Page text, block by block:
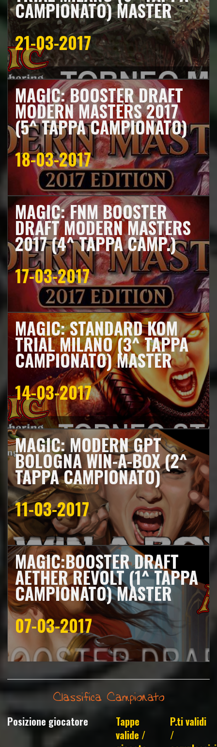
CAMPIONATO) MASTER
21-03-2017
MAGIC: BOOSTER DRAFT
MODERN MASTERS 2017
(5^ TAPPA CAMPIONATO)
18-03-2017
MAGIC: FNM BOOSTER
DRAFT MODERN MASTERS
2017 (4^ TAPPA CAMP.)
17-03-2017
MAGIC: STANDARD KOM
TRIAL MILANO (3^ TAPPA
CAMPIONATO) MASTER
14-03-2017
MAGIC: MODERN GPT
BOLOGNA WIN-A-BOX (2^
TAPPA CAMPIONATO)
11-03-2017
MAGIC:BOOSTER DRAFT
AETHER REVOLT (1^ TAPPA
CAMPIONATO) MASTER
07-03-2017
Classifica Campionato
Posizione giocatore
Tappe
valide /
P.ti validi
/